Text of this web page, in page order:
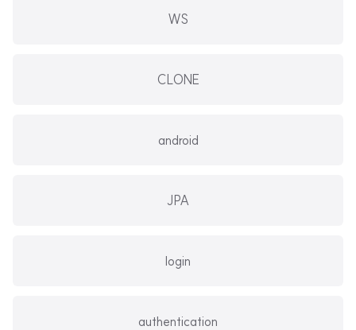
WS
CLONE
android
JPA
login
authentication